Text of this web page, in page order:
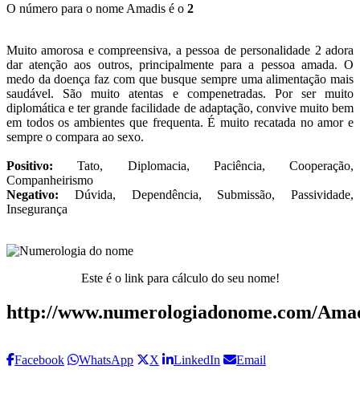
O número para o nome Amadis é o 2
Muito amorosa e compreensiva, a pessoa de personalidade 2 adora
dar atenção aos outros, principalmente para a pessoa amada. O
medo da doença faz com que busque sempre uma alimentação mais
saudável. São muito atentas e compenetradas. Por ser muito
diplomática e ter grande facilidade de adaptação, convive muito bem
em todos os ambientes que frequenta. É muito recatada no amor e
sempre o compara ao sexo.
Positivo:Tato, Diplomacia, Paciência, Cooperação,
Companheirismo
Negativo: Dúvida, Dependência, Submissão, Passividade,
Insegurança
Este é o link para cálculo do seu nome!
http://www.numerologiadonome.com/
Facebook WhatsApp X LinkedIn Email